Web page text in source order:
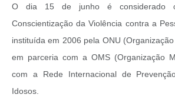
O dia 15 de junho é considerado
Conscientização da Violência contra a
instituída em 2006 pela ONU
em parceria com a OMS (Organização
com a Rede Internacional de
Idosos.